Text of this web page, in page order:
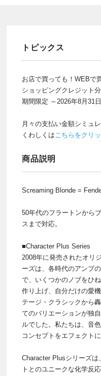
トピックス
お店で買っても！WEBで
ショッピングクレジット
期間限定 ～2026年8月31
月々の支払い金額シミュ
くわしくはこちらをクリ
商品説明
Screaming Blonde =
50年代のフラートンから
スまで対応。
■Character Plus Series
2008年に発売されたオリ
ーズは、各時代のアンプ
で、いくつかのノブをひ
作り上げ、自分だけの愛
テージ・クラシックから
てのバリエーションが独
ルでした。私たちは、音
コンセプトをエフェクト
Character Plusシリーズは
トとのユニークな化学反